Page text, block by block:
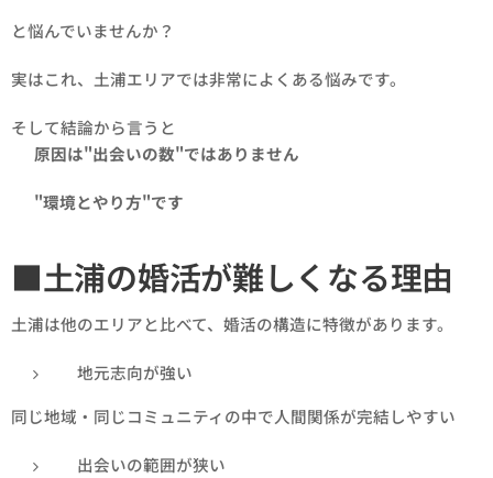
と悩んでいませんか？
実はこれ、土浦エリアでは非常によくある悩みです。
そして結論から言うと
原因は"出会いの数"ではありません
"環境とやり方"です
■土浦の婚活が難しくなる理由
土浦は他のエリアと比べて、婚活の構造に特徴があります。
地元志向が強い
同じ地域・同じコミュニティの中で人間関係が完結しやすい
出会いの範囲が狭い